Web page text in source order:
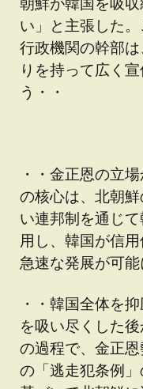
い」と主張した。
行政機関の幹部
りを持って広く
う・・
・・金正恩の立
の核心は、北朝
い連邦制を通じ
用し、韓国が信
急速な発展が可能
・・韓国全体を
を吸い尽くした
の過程で、金正
の「逃走犯条例